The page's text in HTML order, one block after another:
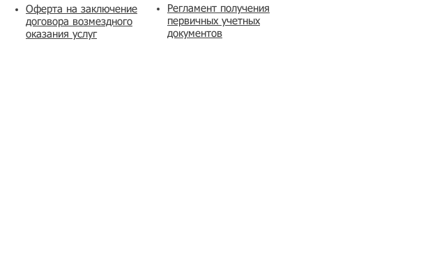
​Оферта на заключение
договора возмездного
оказания услуг
Регламент получения
первичных учетных
документов